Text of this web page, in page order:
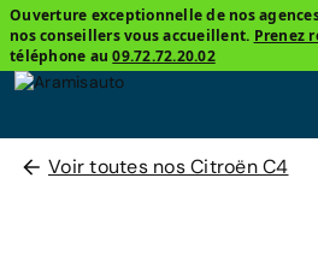
Ouverture exceptionnelle de nos
nos conseillers vous accueillent. Prenez
téléphone au09.72.72.20.02
Voir toutes nos Citroën C4